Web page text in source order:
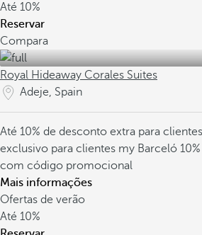
Até 10%
Reservar
Compara
Royal Hideaway Corales Suites
Adeje, Spain
Até 10% de desconto extra para
exclusivo para clientes my Barceló
com código promocional
Mais informações
Ofertas de verão
Até 10%